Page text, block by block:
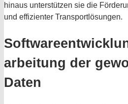
hinaus unterstützen sie die
und effizienter Transportlösungen.
arbeitung der
Daten